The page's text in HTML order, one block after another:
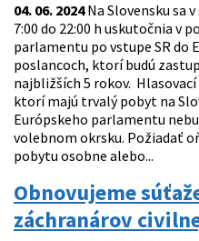
04. 06. 2024Na Slovensku sa
7:00 do 22:00 h uskutočnia v
parlamentu po vstupe SR do
poslancoch, ktorí budú
najbližších 5 rokov.
ktorí majú trvalý pobyt na
Európskeho parlamentu
volebnom okrsku. Požiadať
pobytu osobne alebo...
Obnovujeme
záchranárov